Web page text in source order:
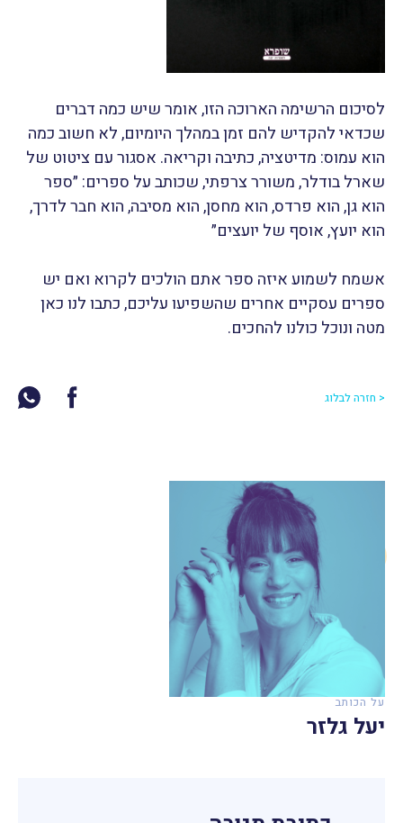
לסיכום הרשימה הארוכה הזו, אומר שיש כמה דברים
שכדאי להקדיש להם זמן במהלך היומיום, לא חשוב כמה
הוא עמוס: מדיטציה, כתיבה וקריאה. אסגור עם ציטוט של
שארל בודלר, משורר צרפתי, שכותב על ספרים: ״ספר
הוא גן, הוא פרדס, הוא מחסן, הוא מסיבה, הוא חבר לדרך,
הוא יועץ, אוסף של יועצים״
אשמח לשמוע איזה ספר אתם הולכים לקרוא ואם יש
ספרים עסקיים אחרים שהשפיעו עליכם, כתבו לנו כאן
מטה ונוכל כולנו להחכים.
< חזרה לבלוג
על הכותב
יעל גלזר